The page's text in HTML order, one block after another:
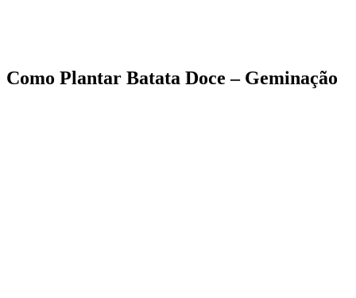
Como Plantar Batata Doce – Geminação